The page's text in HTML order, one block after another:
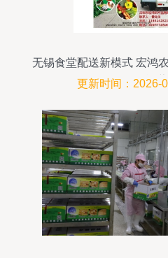
无锡食堂配送新模式 宏鸿
运营
更新时间：2026-